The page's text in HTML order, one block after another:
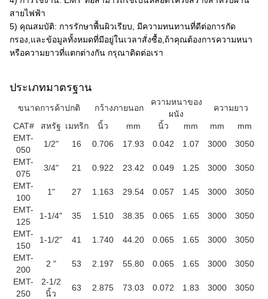
สายไฟฟ้า
5) คุณสมบัติ: การรักษาพื้นผิวเรียบ, มีความทนทานที่ดีต่อการกัด
กรอง,และข้อมูลทั้งหมดที่มีอยู่ในเวลาสั่งซื้อ,ถ้าคุณต้องการความหนา
หรือความยาวที่แตกต่างกัน กรุณาติดต่อเรา
ประเภทมาตรฐาน
ขนาดการค้าปกติ กว้างภายนอก
ความหนาของ
ผนัง
ความยาว
CAT#
สหรัฐ เมทริก นิ้ว mm นิ้ว mm mm
mm
EMT-
050
1/2" 16 0.706 17.93 0.042 1.07 3000
3050
EMT-
075
3/4" 21 0.922 23.42 0.049 1.25 3000
3050
EMT-
100
1" 27 1.163 29.54 0.057 1.45 3000
3050
EMT-
125
1-1/4" 35 1.510 38.35 0.065 1.65 3000
3050
EMT-
150
1-1/2" 41 1.740 44.20 0.065 1.65 3000
3050
EMT-
200
2 " 53 2.197 55.80 0.065 1.65 3000
3050
EMT-
250
2-1/2
นิ้ว
63 2.875 73.03 0.072 1.83 3000
3050